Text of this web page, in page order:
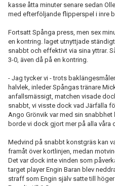
kasse åtta minuter senare sedan
med efterföljande flipperspel i inre
Fortsatt Spånga press, men sex
en kontring. laget utnyttjade
snabbt och effektivt via sina yttrar.
3-0, även då på en kontring.
- Jag tycker vi - trots
halvlek, inleder Spångas tränare
anfallsmässigt, matchen visade
snabbt, vi visste dock vad Järfälla
Ango Grönvik var med sin
borde vi dock gjort mer på alla våra
Medvind på snabbt konstgräs kan
framåt över kortlinjen, medan
Det var dock inte vinden som
target player Engin Baran blev
straff som Engin själv satte till